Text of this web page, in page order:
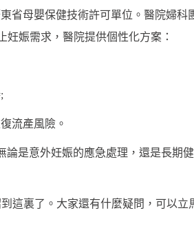
省母嬰保健技術許可單位。醫院婦科
妊娠需求，醫院提供個性化方案：
流產風險。
論是意外妊娠的應急處理，還是長期
這裏了。大家還有什麼疑問，可以立